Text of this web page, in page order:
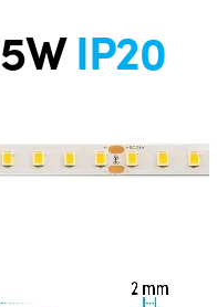
IP20